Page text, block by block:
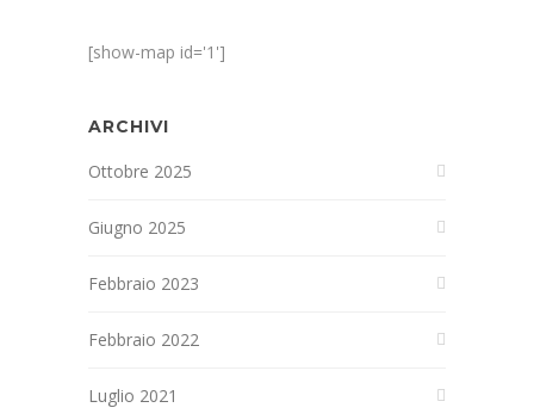
[show-map id='1']
ARCHIVI
Ottobre 2025
Giugno 2025
Febbraio 2023
Febbraio 2022
Luglio 2021